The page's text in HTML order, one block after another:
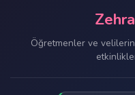
Zehra
Öğretmenler ve